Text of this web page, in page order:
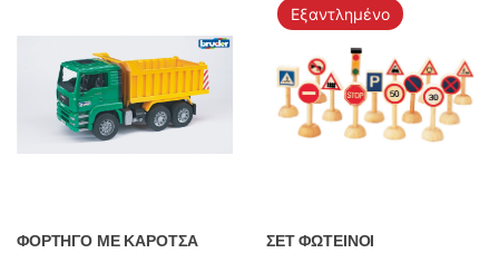
ΦΟΡΤΗΓΟ ΜΕ ΚΑΡΟΤΣΑ
Εξαντλημένο
ΣΕΤ ΦΩΤΕΙΝΟΙ